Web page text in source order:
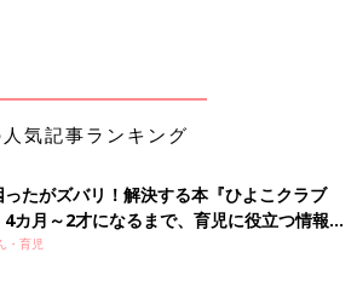
気記事ランキング
たがズバリ！解決する本『ひよこクラブ
月～2才になるまで、育児に役立つ情報が
！
・育児